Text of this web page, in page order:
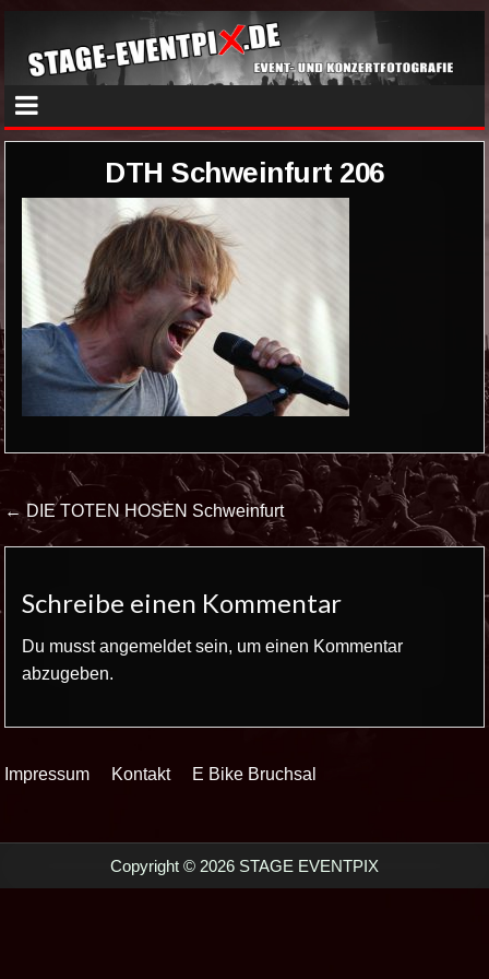
DTH Schweinfurt 206
Beitrags-
Navigation
← DIE TOTEN HOSEN Schweinfurt
Schreibe einen Kommentar
Du musstangemeldetsein, um einen Kommentar
abzugeben.
Impressum Kontakt E Bike Bruchsal
Copyright © 2026 STAGE EVENTPIX